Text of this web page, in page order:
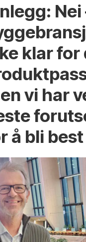
Nei
klar for
vi har
å bli best